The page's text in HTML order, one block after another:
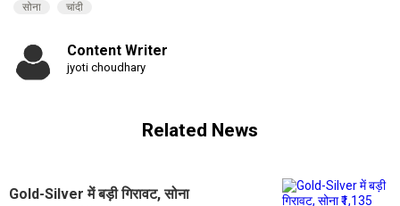
सोना
चांदी
Content Writer
jyoti choudhary
Related News
Gold-Silver में बड़ी गिरावट, सोना